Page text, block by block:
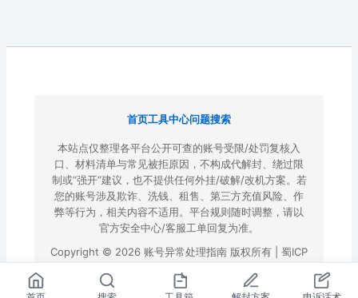
首页工具中心问题搜索
本站点仅整理各平台公开可查的账号受限/处罚复核入
口、材料清单与常见被拒原因，不构成代解封、绕过限
制或“强开”建议，也不提供任何外挂/破解/改机方案。若
您的账号涉及欺诈、洗钱、租售、第三方充值风险、作
弊等行为，相关内容不适用。平台规则随时调整，请以
官方安全中心/客服工单回复为准。
Copyright © 2026 账号异常处理指南 版权所有 | 蜀ICP